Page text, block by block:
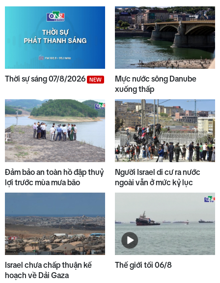
6
Trường biên giới sẵn sàng đón
năm học mới
7
Quyết liệt tháo gỡ các dự án tồn
8
Chuyển động duyên hải tối 05/8
9
Bộ Y tế chấn chỉnh thu thêm
tiền khám BHYT
10
Đại biểu Quốc hội góp ý dự án
Luật sửa đổi, bổ sung Luật Đầu tư
Thời sự sáng 07/8/2026 NEW
Mực nước sông Danube
xuống thấp
Đảm bảo an toàn hồ đập thuỷ
lợi trước mùa mưa bão
Người Israel di cư ra nước
ngoài vẫn ở mức kỷ lục
Israel chưa chấp thuận kế
hoạch về Dải Gaza
Thế giới tối 06/8